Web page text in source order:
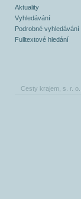
Aktuality
Vyhledávání
Podrobné vyhledávání
Fulltextové hledání
Cesty krajem, s. r.